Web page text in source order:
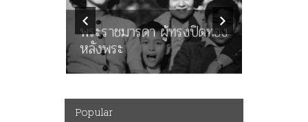
พระราชมารดา ผู้ทรงปิดทอง
หลังพระ
Popular